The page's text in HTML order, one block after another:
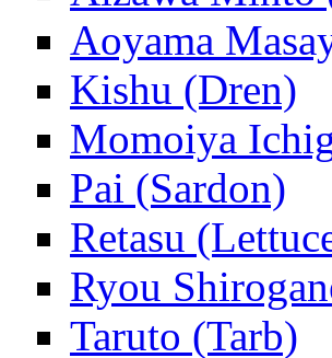
Aoyama
Kishu (Dren)
Momoiya
Pai (Sardon)
Retasu
Ryou
Taruto (Tarb)